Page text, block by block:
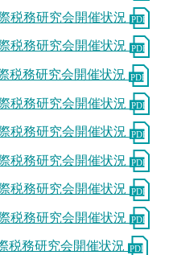
税務研究会開催状況
税務研究会開催状況
税務研究会開催状況
税務研究会開催状況
税務研究会開催状況
税務研究会開催状況
税務研究会開催状況
税務研究会開催状況
税務研究会開催状況